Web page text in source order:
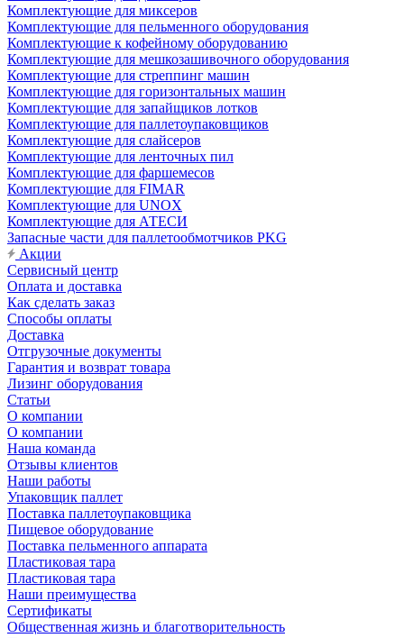
Комплектующие для миксеров
Комплектующие для пельменного оборудования
Комплектующие к кофейному оборудованию
Комплектующие для мешкозашивочного оборудования
Комплектующие для стреппинг машин
Комплектующие для горизонтальных машин
Комплектующие для запайщиков лотков
Комплектующие для паллетоупаковщиков
Комплектующие для слайсеров
Комплектующие для ленточных пил
Комплектующие для фаршемесов
Комплектующие для FIMAR
Комплектующие для UNOX
Комплектующие для АТЕСИ
Запасные части для паллетообмотчиков PKG
Акции
Сервисный центр
Оплата и доставка
Как сделать заказ
Способы оплаты
Доставка
Отгрузочные документы
Гарантия и возврат товара
Лизинг оборудования
Статьи
О компании
О компании
Наша команда
Отзывы клиентов
Наши работы
Упаковщик паллет
Поставка паллетоупаковщика
Пищевое оборудование
Поставка пельменного аппарата
Пластиковая тара
Пластиковая тара
Наши преимущества
Сертификаты
Общественная жизнь и благотворительность